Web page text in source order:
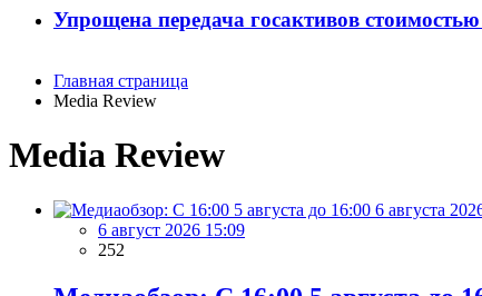
Упрощена передача госактивов
Главная страница
Media Review
Media Review
6 август 2026 15:09
252